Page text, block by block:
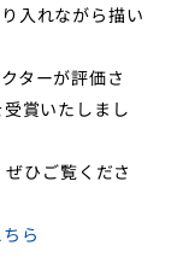
入れながら描い
ターが評価さ
賞いたしまし
ひご覧くださ
ちら